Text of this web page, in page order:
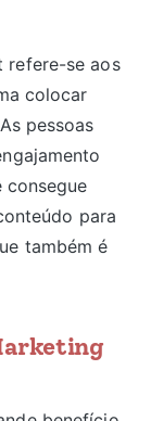
refere-se aos
colocar
pessoas
para
também é